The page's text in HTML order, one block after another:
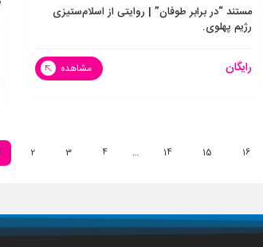
مستند “در برابر طوفان” | روایتی از اسلام‌ستیزی
رژیم پهلوی.
رایگان مشاهده
2 3 4 … 14 15 16